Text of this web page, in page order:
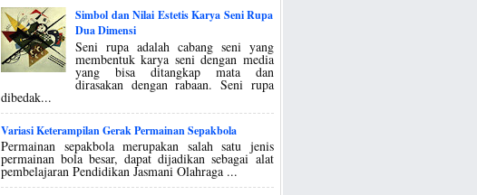
Simbol dan Nilai Estetis Karya Seni Rupa
Dua Dimensi
Seni rupa adalah cabang seni yang
membentuk karya seni dengan media
yang bisa ditangkap mata dan
dirasakan dengan rabaan. Seni rupa
dibedak...
Variasi Keterampilan Gerak Permainan Sepakbola
Permainan sepakbola merupakan salah satu jenis
permainan bola besar, dapat dijadikan sebagai alat
pembelajaran Pendidikan Jasmani Olahraga ...